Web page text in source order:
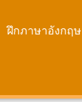
ฝึกภาษาอังกฤษ